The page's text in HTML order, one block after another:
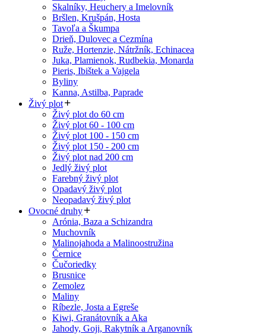
Skalníky, Heuchery a Imelovník
Bršlen, Krušpán, Hosta
Tavoľa a Škumpa
Drieň, Dulovec a Cezmína
Ruže, Hortenzie, Nátržník, Echinacea
Juka, Plamienok, Rudbekia, Monarda
Pieris, Ibištek a Vajgela
Byliny
Kanna, Astilba, Paprade
Živý plot
Živý plot do 60 cm
Živý plot 60 - 100 cm
Živý plot 100 - 150 cm
Živý plot 150 - 200 cm
Živý plot nad 200 cm
Jedlý živý plot
Farebný živý plot
Opadavý živý plot
Neopadavý živý plot
Ovocné druhy
Arónia, Baza a Schizandra
Muchovník
Malinojahoda a Malinoostružina
Černice
Čučoriedky
Brusnice
Zemolez
Maliny
Ríbezle, Josta a Egreše
Kiwi, Granátovník a Aka
Jahody, Goji, Rakytník a Arganovník